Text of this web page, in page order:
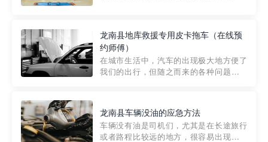
路救援拖车的收费标准是由当地交通管理
部门制定的。起步价通...
龙南县地库救援专用皮卡拖车（在线预
约师傅）
在城市生活中，汽车的出现极大地方便了
我们的出行，但随之而来的各种问题也让
紧急情况下，我们需要一种高效可靠的救
援方式。而这时，地库救援专...
龙南县车辆没油的应急方法
车辆没有油是司机们，尤其是在长途旅行
或者路程比较远的地方，很容易出现这种